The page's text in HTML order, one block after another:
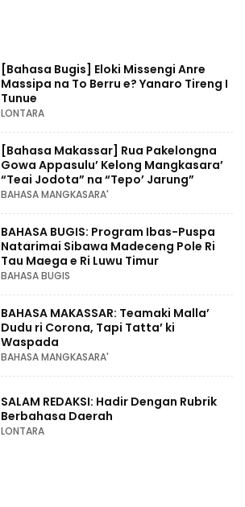
[Bahasa Bugis] ‎Eloki Missengi Anre
Massipa na To Berru e? Yanaro Tireng I
Tunue
LONTARA
[Bahasa Makassar] Rua Pakelongna
Gowa Appasulu’ Kelong Mangkasara’
“Teai Jodota” na “Tepo’ Jarung”
BAHASA MANGKASARA'
BAHASA BUGIS: Program Ibas-Puspa
Natarimai Sibawa Madeceng Pole Ri
Tau Maega e Ri Luwu Timur
BAHASA BUGIS
BAHASA MAKASSAR: Teamaki Malla’
Dudu ri Corona, Tapi Tatta’ ki
Waspada
BAHASA MANGKASARA'
SALAM REDAKSI: Hadir Dengan Rubrik
Berbahasa Daerah
LONTARA